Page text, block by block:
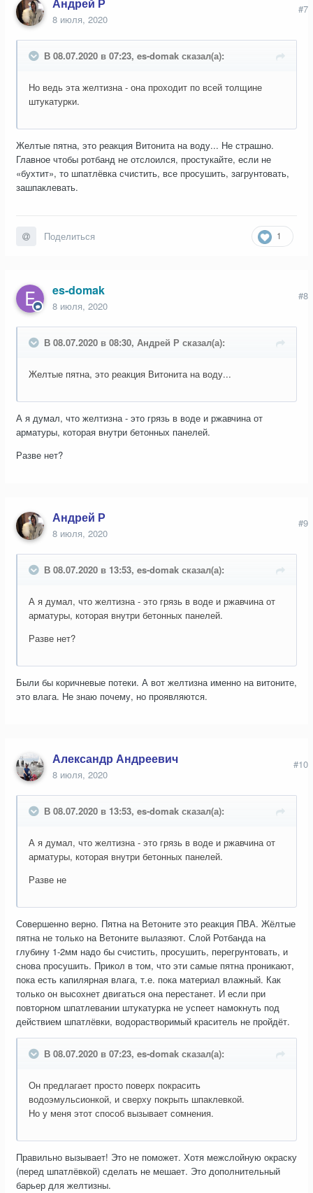
Андрей Р
8 июля, 2020
#7
В 08.07.2020 в 07:23, es-domak сказал(а):
Но ведь эта желтизна - она проходит по всей толщине
штукатурки.
Желтые пятна, это реакция Витонита на воду... Не страшно.
Главное чтобы ротбанд не отслоился, простукайте, если не
«бухтит», то шпатлёвка счистить, все просушить, загрунтовать,
зашпаклевать.
1
Поделиться
es-domak
8 июля, 2020
#8
В 08.07.2020 в 08:30, Андрей Р сказал(а):
Желтые пятна, это реакция Витонита на воду...
А я думал, что желтизна - это грязь в воде и ржавчина от
арматуры, которая внутри бетонных панелей.
Разве нет?
Андрей Р
8 июля, 2020
#9
В 08.07.2020 в 13:53, es-domak сказал(а):
А я думал, что желтизна - это грязь в воде и ржавчина от
арматуры, которая внутри бетонных панелей.
Разве нет?
Были бы коричневые потеки. А вот желтизна именно на витоните,
это влага. Не знаю почему, но проявляются.
Александр Андреевич
8 июля, 2020
#10
В 08.07.2020 в 13:53, es-domak сказал(а):
А я думал, что желтизна - это грязь в воде и ржавчина от
арматуры, которая внутри бетонных панелей.
Разве не
Совершенно верно. Пятна на Ветоните это реакция ПВА. Жёлтые
пятна не только на Ветоните вылазяют. Слой Ротбанда на
глубину 1-2мм надо бы счистить, просушить, перегрунтовать, и
снова просушить. Прикол в том, что эти самые пятна проникают,
пока есть капилярная влага, т.е. пока материал влажный. Как
только он высохнет двигаться она перестанет. И если при
повторном шпатлевании штукатурка не успеет намокнуть под
действием шпатлёвки, водорастворимый краситель не пройдёт.
В 08.07.2020 в 07:23, es-domak сказал(а):
Он предлагает просто поверх покрасить
водоэмульсионкой, и сверху покрыть шпаклевкой.
Но у меня этот способ вызывает сомнения.
Правильно вызывает! Это не поможет. Хотя межслойную окраску
(перед шпатлёвкой) сделать не мешает. Это дополнительный
барьер для желтизны.